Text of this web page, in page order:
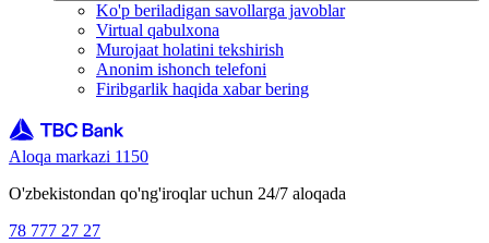
Ko'p beriladigan savollarga javoblar
Virtual qabulxona
Murojaat holatini tekshirish
Anonim ishonch telefoni
Firibgarlik haqida xabar bering
Aloqa markazi 1150
O'zbekistondan qo'ng'iroqlar uchun 24/7 aloqada
78 777 27 27